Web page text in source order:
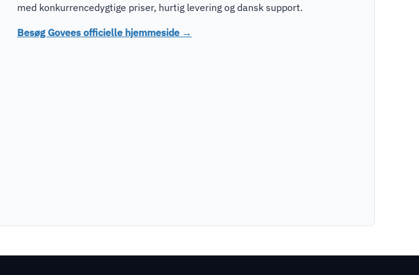
med konkurrencedygtige priser, hurtig levering og dansk support.
Besøg Govees officielle hjemmeside →